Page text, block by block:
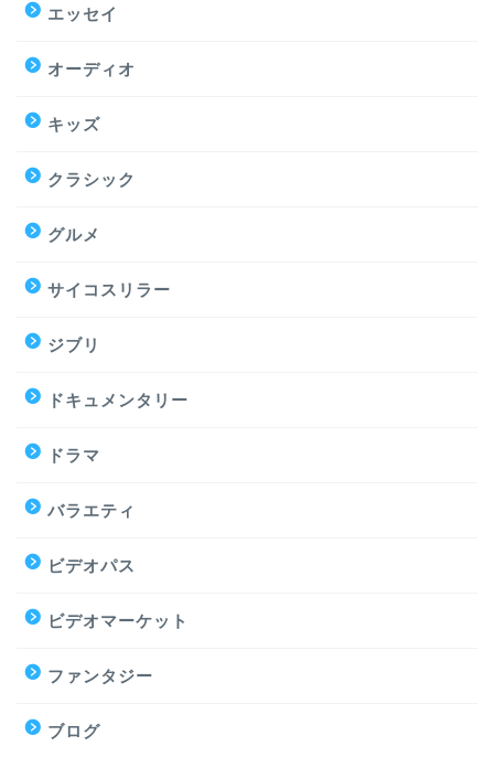
エッセイ
オーディオ
キッズ
クラシック
グルメ
サイコスリラー
ジブリ
ドキュメンタリー
ドラマ
バラエティ
ビデオパス
ビデオマーケット
ファンタジー
ブログ